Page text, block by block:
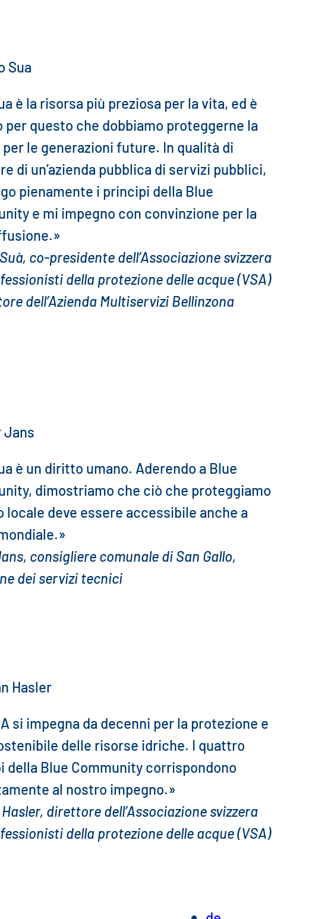
è la risorsa più preziosa per la vita, ed è
per questo che dobbiamo proteggerne la
le generazioni future. In qualità di
di un’azienda pubblica di servizi pubblici,
pienamente i principi della Blue
e mi impegno con convinzione per la
co-presidente dell’Associazione svizzera
della protezione delle acque (VSA)
dell’Azienda Multiservizi Bellinzona
è un diritto umano. Aderendo a Blue
dimostriamo che ciò che proteggiamo
locale deve essere accessibile anche a
consigliere comunale di San Gallo,
dei servizi tecnici
si impegna da decenni per la protezione e
delle risorse idriche. I quattro
della Blue Community corrispondono
al nostro impegno.»
direttore dell’Associazione svizzera
della protezione delle acque (VSA)